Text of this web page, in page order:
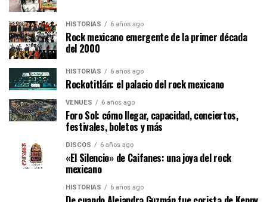
HISTORIAS 6 años ago
Rock mexicano emergente de la primer década
del 2000
HISTORIAS 6 años ago
Rockotitlán: el palacio del rock mexicano
VENUES 6 años ago
Foro Sol: cómo llegar, capacidad, conciertos,
festivales, boletos y más
DISCOS 6 años ago
«El Silencio» de Caifanes: una joya del rock
mexicano
HISTORIAS 6 años ago